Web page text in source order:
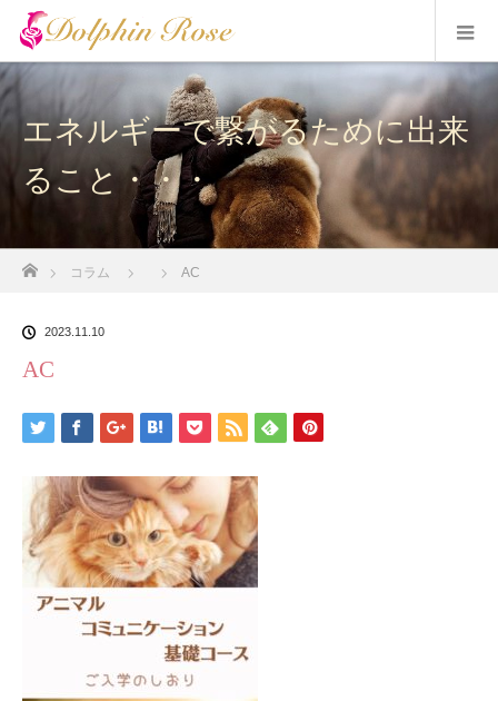
エネルギーで繋がるために出来
ること・・・
コラム AC
2023.11.10
AC